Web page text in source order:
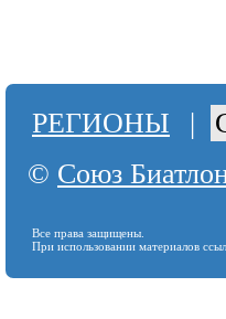
РЕГИОНЫ |
© Союз
Все права защищены.
При использовании материалов